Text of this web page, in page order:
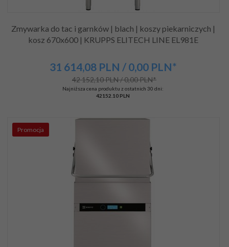
Zmywarka do tac i garnków | blach | koszy piekarniczych |
kosz 670x600 | KRUPPS ELITECH LINE EL981E
31 614,08PLN / 0,00 PLN*
42 152,10 PLN / 0,00 PLN*
Najniższa cena produktu z ostatnich 30 dni:
42152.10 PLN
Promocja